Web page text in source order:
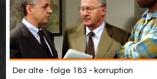
Der alte - folge 183 - korruption